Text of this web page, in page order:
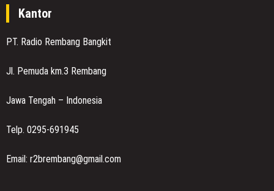
Kantor
PT. Radio Rembang Bangkit
Jl. Pemuda km.3 Rembang
Jawa Tengah – Indonesia
Telp. 0295-691945
Email: r2brembang@gmail.com